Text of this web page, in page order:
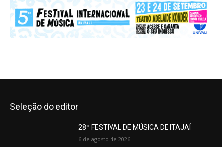
Seleção do editor
28º FESTIVAL DE MÚSICA DE ITAJAÍ
6 de agosto de 2026